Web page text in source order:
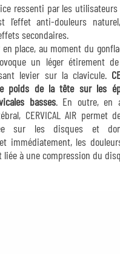
ressenti par les
l’effet anti-douleurs
secondaires.
place, au moment du
un léger étirement
levier sur la clavicule.
poids de la tête sur les
basses. En outre, en
CERVICAL AIR permet
sur les disques et
immédiatement, les
liée à une compression du